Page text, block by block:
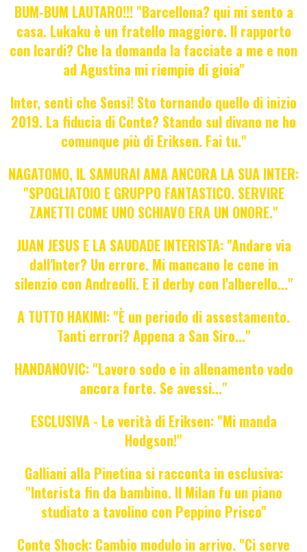
BUM-BUM LAUTARO!!! "Barcellona? qui mi sento a
casa. Lukaku è un fratello maggiore. Il rapporto
con Icardi? Che la domanda la facciate a me e non
ad Agustina mi riempie di gioia"
Inter, senti che Sensi! Sto tornando quello di inizio
2019. La fiducia di Conte? Stando sul divano ne ho
comunque più di Eriksen. Fai tu."
NAGATOMO, IL SAMURAI AMA ANCORA LA SUA INTER:
"SPOGLIATOIO E GRUPPO FANTASTICO. SERVIRE
ZANETTI COME UNO SCHIAVO ERA UN ONORE."
JUAN JESUS E LA SAUDADE INTERISTA: "Andare via
dall'Inter? Un errore. Mi mancano le cene in
silenzio con Andreolli. E il derby con l'alberello..."
A TUTTO HAKIMI: "È un periodo di assestamento.
Tanti errori? Appena a San Siro..."
HANDANOVIC: "Lavoro sodo e in allenamento vado
ancora forte. Se avessi..."
ESCLUSIVA - Le verità di Eriksen: "Mi manda
Hodgson!"
Galliani alla Pinetina si racconta in esclusiva:
"Interista fin da bambino. Il Milan fu un piano
studiato a tavolino con Peppino Prisco"
Conte Shock: Cambio modulo in arrivo. "Ci serve